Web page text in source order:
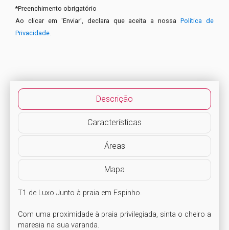
*Preenchimento obrigatório
Ao clicar em 'Enviar', declara que aceita a nossaPolítica de
Privacidade
Descrição
Características
Áreas
Mapa
T1 de Luxo Junto à praia em Espinho.
Com uma proximidade à praia privilegiada, sinta o cheiro a
maresia na sua varanda.